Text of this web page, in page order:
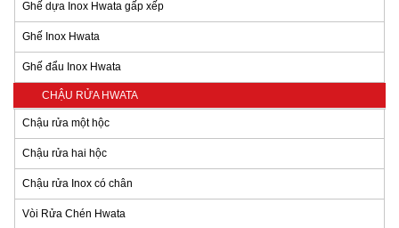
Ghế dựa Inox Hwata gấp xếp
Ghế Inox Hwata
Ghế đẩu Inox Hwata
CHẬU RỬA HWATA
Chậu rửa một hộc
Chậu rửa hai hộc
Chậu rửa Inox có chân
Vòi Rửa Chén Hwata